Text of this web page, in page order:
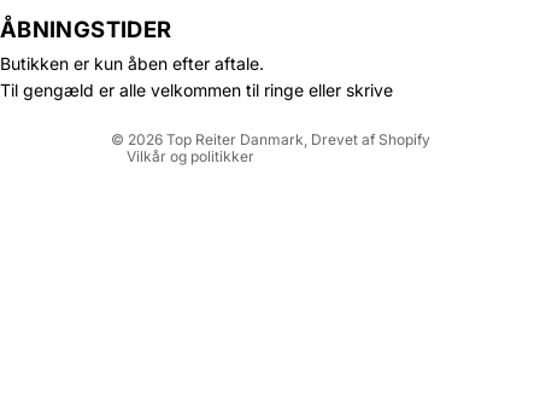
ÅBNINGSTIDER
Butikken er kun åben efter aftale.
Til gengæld er alle velkommen til ringe eller skrive
© 2026 Top Reiter Danmark , Drevet af Shopify
Vilkår og politikker
Leveringspolitik
Kontaktinformation